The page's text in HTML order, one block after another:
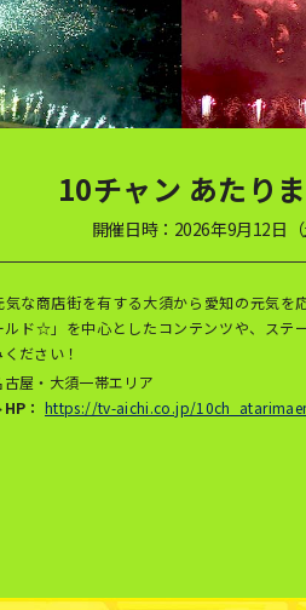
10チャン あたり
開催日時：2026年9月12日（
気な商店街を有する大須から愛知の元気を
ルド☆」を中心としたコンテンツや、ステ
ださい！
古屋・大須一帯エリア
： https://tv-aichi.co.jp/